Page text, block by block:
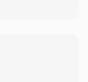
）的详细节目